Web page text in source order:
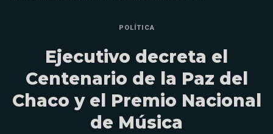
POLÍTICA
Ejecutivo decreta el
Centenario de la Paz del
Chaco y el Premio Nacional
de Música